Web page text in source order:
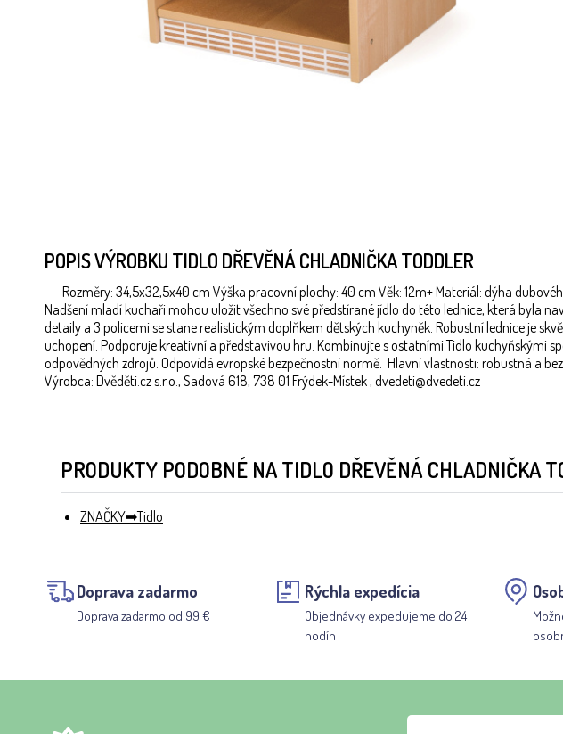
POPIS VÝROBKU TIDLO DŘEVĚNÁ CHLADNIČKA TODDLER
Rozměry: 34,5x32,5x40 cm Výška pracovní plochy: 40 cm Věk: 12m+ Materiál: dýha
Nadšení mladí kuchaři mohou uložit všechno své předstírané jídlo do této lednice, která byla
detaily a 3 policemi se stane realistickým doplňkem dětských kuchyněk. Robustní lednice je
uchopení. Podporuje kreativní a představivou hru. Kombinujte s ostatními Tidlo kuchyňskými
odpovědných zdrojů. Odpovídá evropské bezpečnostní normě. Hlavní vlastnosti: robustná a
Výrobca: Dvěděti.cz s.r.o., Sadová 618, 738 01 Frýdek-Místek , dvedeti@dvedeti.cz
PRODUKTY PODOBNÉ NA TIDLO DŘEVĚNÁ CHLADNIČKA
ZNAČKY Tidlo
Doprava zadarmo
Doprava zadarmo od 99 €
Rýchla expedícia
Objednávky expedujeme do 24
hodín